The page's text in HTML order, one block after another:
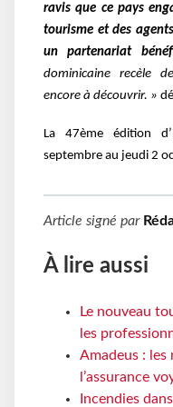
ravis que ce pays
tourisme et des
un partenariat
dominicaine recèle
encore à découvrir. »
La 47ème édition
septembre au jeudi 2
Article signé par
À lire aussi
Le nouveau
les
Amadeus : les
l’assurance
Incendies